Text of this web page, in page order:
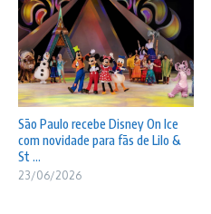
São Paulo recebe Disney On Ice
com novidade para fãs de Lilo &
St ...
23/06/2026